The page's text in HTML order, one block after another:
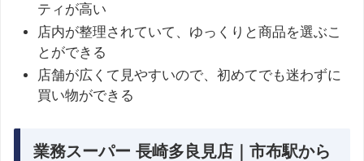
ティが高い
店内が整理されていて、ゆっくりと商品を選ぶこ
とができる
店舗が広くて見やすいので、初めてでも迷わずに
買い物ができる
業務スーパー 長崎多良見店｜市布駅から